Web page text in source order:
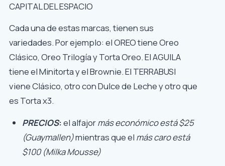
CAPITAL DEL ESPACIO
Cada una de estas marcas, tienen sus
variedades. Por ejemplo: el OREO tiene Oreo
Clásico, Oreo Trilogía y Torta Oreo. El AGUILA
tiene el Minitorta y el Brownie. El TERRABUSI
viene Clásico, otro con Dulce de Leche y otro que
es Torta x3.
PRECIOS:el alfajormás económico está $25
(Guaymallen)mientras que el más caro está
$100 (Milka Mousse)